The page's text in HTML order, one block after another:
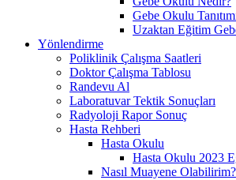
Gebe Okulu
Uzaktan Eğitim
Yönlendirme
Poliklinik Çalışma Saatleri
Doktor Çalışma Tablosu
Randevu Al
Laboratuvar Tektik Sonuçları
Radyoloji Rapor Sonuç
Hasta Rehberi
Hasta Okulu
Hasta Okulu 2023
Nasıl Muayene Olabilirim?